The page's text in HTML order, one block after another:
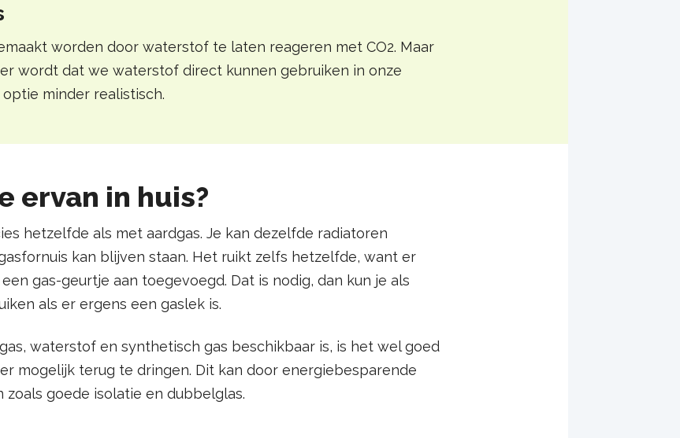
worden door waterstof te laten reageren met CO2. Maar
wordt dat we waterstof direct kunnen gebruiken in onze
minder realistisch.
ervan in huis?
hetzelfde als met aardgas. Je kan dezelfde radiatoren
kan blijven staan. Het ruikt zelfs hetzelfde, want er
gas-geurtje aan toegevoegd. Dat is nodig, dan kun je als
als er ergens een gaslek is.
waterstof en synthetisch gas beschikbaar is, is het wel goed
mogelijk terug te dringen. Dit kan door energiebesparende
goede isolatie en dubbelglas.